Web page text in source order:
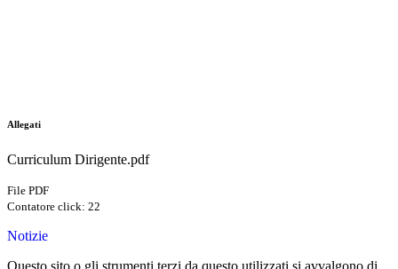
Allegati
Curriculum Dirigente.pdf
File PDF
Contatore click: 22
Notizie
Questo sito o gli strumenti terzi da questo utilizzati si avvalgono di